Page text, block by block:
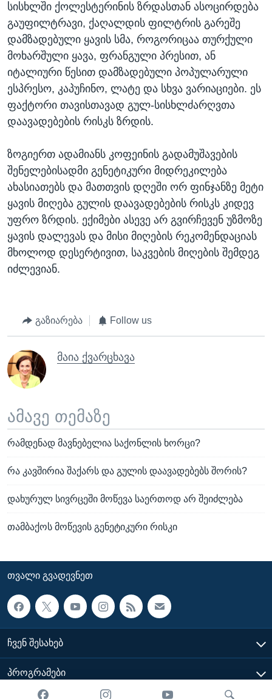
სისხლში ქოლესტერინის ზრდასთან ასოცირდება
გაუფილტრავი, ქაღალდის ფილტრის გარეშე
დამზადებული ყავის სმა, როგორიცაა თურქული
მოხარშული ყავა, ფრანგული პრესით, ან
იტალიური წესით დამზადებული პოპულარული
ესპრესო, კაპუჩინო, ლატე და სხვა ვარიაციები. ეს
ფაქტორი თავისთავად გულ-სისხლძარღვთა
დაავადებების რისკს ზრდის.
ზოგიერთ ადამიანს კოფეინის გადამუშავების
შენელებისადმი გენეტიკური მიდრეკილება
ახასიათებს და მათთვის დღეში ორ ფინჯანზე მეტი
ყავის მიღება გულის დაავადებების რისკს კიდევ
უფრო ზრდის. ექიმები ასევე არ გვირჩევენ უზმოზე
ყავის დალევას და მისი მიღების რეკომენდაციას
მხოლოდ დესერტივით, საკვების მიღების შემდეგ
იძლევიან.
გაზიარება Follow us
მაია ქვარცხავა
ამავე თემაზე
რამდენად მავნებელია საქონლის ხორცი?
რა კავშირია შაქარს და გულის დაავადებებს შორის?
დახურულ სივრცეში მოწევა საერთოდ არ შეიძლება
თამბაქოს მოწევის გენეტიკური რისკი
ᲗᲕᲐᲚᲘ ᲒᲕᲐᲓᲔᲕᲜᲔᲗ
ᲩᲕᲔᲜ ᲨᲔᲡᲐᲮᲔᲑ
ᲞᲠᲝᲒᲠᲐᲛᲔᲑᲘ